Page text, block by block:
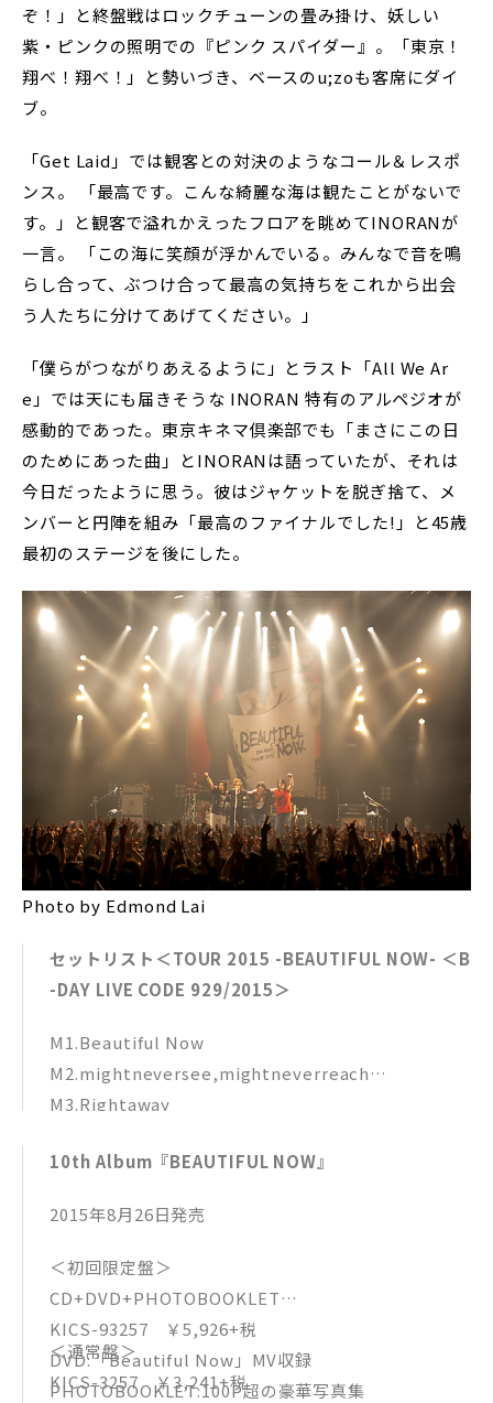
ぞ！」と終盤戦はロックチューンの畳み掛け、妖しい
紫・ピンクの照明での『ピンク スパイダー』。「東京！
翔べ！翔べ！」と勢いづき、ベースのu;zoも客席にダイ
ブ。
「Get Laid」では観客との対決のようなコール＆レスポ
ンス。 「最高です。こんな綺麗な海は観たことがないで
す。」と観客で溢れかえったフロアを眺めてINORANが
一言。 「この海に笑顔が浮かんでいる。みんなで音を鳴
らし合って、ぶつけ合って最高の気持ちをこれから出会
う人たちに分けてあげてください。」
「僕らがつながりあえるように」とラスト「All We Ar
e」では天にも届きそうな INORAN 特有のアルペジオが
感動的であった。東京キネマ倶楽部でも「まさにこの日
のためにあった曲」とINORANは語っていたが、それは
今日だったように思う。彼はジャケットを脱ぎ捨て、メ
ンバーと円陣を組み「最高のファイナルでした!」と45歳
最初のステージを後にした。
Photo by Edmond Lai
セットリスト＜TOUR 2015 -BEAUTIFUL NOW- ＜B
-DAY LIVE CODE 929/2015＞
M1.Beautiful Now
M2.mightneversee,mightneverreach
M3.Rightaway
M5.Awaking in my self
M7.no options
M8.Fading Memory
M9.Sakura
M10.Hold on
M11.HOME
M12.Dr & Ba
10th Album『BEAUTIFUL NOW』
2015年8月26日発売
＜初回限定盤＞
CD+DVD+PHOTOBOOKLET
KICS-93257 ￥5,926+税
DVD:「Beautiful Now」MV収録
PHOTOBOOKLET:100P超の豪華写真集
＜通常盤＞
KICS-3257 ￥3,241+税